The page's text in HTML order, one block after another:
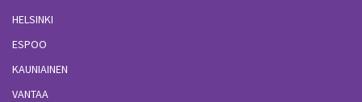
HELSINKI
ESPOO
KAUNIAINEN
VANTAA